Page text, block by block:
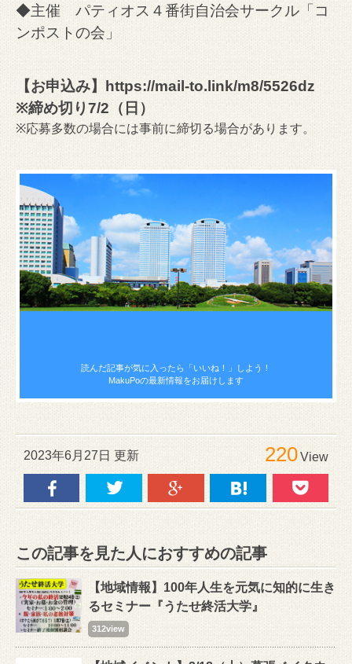
◆主催 パティオス４番街自治会サークル「コ
ンポストの会」
【お申込み】
https://mail-to.link/m8/5526dz
※締め切り7/2（日）
※応募多数の場合には事前に締切る場合があります。
読んだ記事が気に入ったら 「いいね！」しよう！
MakuPoの最新情報をお届けします
2023年6月27日 更新 220View
この記事を見た人におすすめの記事
【地域情報】100年人生を元気に知的に生き
るセミナー『うたせ終活大学』
312view